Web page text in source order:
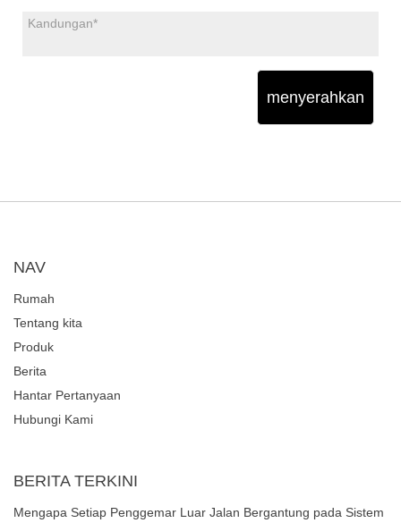
menyerahkan
NAV
Rumah
Tentang kita
Produk
Berita
Hantar Pertanyaan
Hubungi Kami
BERITA TERKINI
Mengapa Setiap Penggemar Luar Jalan Bergantung pada Sistem